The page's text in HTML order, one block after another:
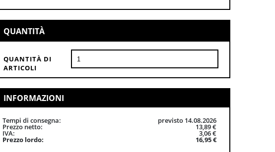
QUANTITÀ
QUANTITÀ DI
ARTICOLI
INFORMAZIONI
Tempi di consegna previsto 14.08.2026
Prezzo netto 13,89 €
IVA 3,06 €
Prezzo lordo 16,95 €